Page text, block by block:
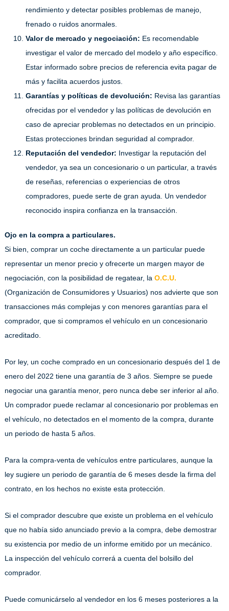
rendimiento y detectar posibles problemas de manejo,
frenado o ruidos anormales.
Valor de mercado y negociación: Es recomendable
investigar el valor de mercado del modelo y año específico.
Estar informado sobre precios de referencia evita pagar de
más y facilita acuerdos justos.
Garantías y políticas de devolución: Revisa las garantías
ofrecidas por el vendedor y las políticas de devolución en
caso de apreciar problemas no detectados en un principio.
Estas protecciones brindan seguridad al comprador.
Reputación del vendedor: Investigar la reputación del
vendedor, ya sea un concesionario o un particular, a través
de reseñas, referencias o experiencias de otros
compradores, puede serte de gran ayuda. Un vendedor
reconocido inspira confianza en la transacción.
Ojo en la compra a particulares.
Si bien, comprar un coche directamente a un particular puede
representar un menor precio y ofrecerte un margen mayor de
negociación, con la posibilidad de regatear, la O.C.U.
(Organización de Consumidores y Usuarios) nos advierte que son
transacciones más complejas y con menores garantías para el
comprador, que si compramos el vehículo en un concesionario
acreditado.
Por ley, un coche comprado en un concesionario después del 1 de
enero del 2022 tiene una garantía de 3 años. Siempre se puede
negociar una garantía menor, pero nunca debe ser inferior al año.
Un comprador puede reclamar al concesionario por problemas en
el vehículo, no detectados en el momento de la compra, durante
un periodo de hasta 5 años.
Para la compra-venta de vehículos entre particulares, aunque la
ley sugiere un periodo de garantía de 6 meses desde la firma del
contrato, en los hechos no existe esta protección.
Si el comprador descubre que existe un problema en el vehículo
que no había sido anunciado previo a la compra, debe demostrar
su existencia por medio de un informe emitido por un mecánico.
La inspección del vehículo correrá a cuenta del bolsillo del
comprador.
Puede comunicárselo al vendedor en los 6 meses posteriores a la